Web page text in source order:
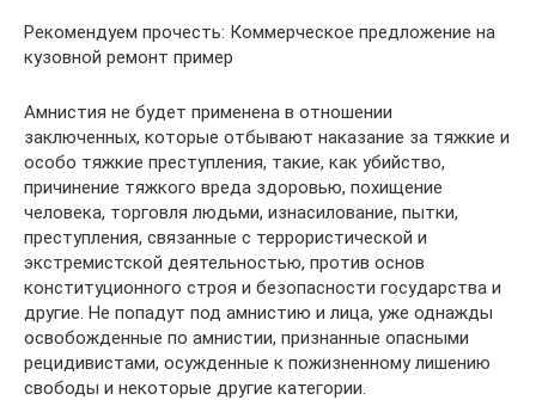
Рекомендуем прочесть: Коммерческое предложение на
кузовной ремонт пример
Амнистия не будет применена в отношении
заключенных, которые отбывают наказание за тяжкие и
особо тяжкие преступления, такие, как убийство,
причинение тяжкого вреда здоровью, похищение
человека, торговля людьми, изнасилование, пытки,
преступления, связанные с террористической и
экстремистской деятельностью, против основ
конституционного строя и безопасности государства и
другие. Не попадут под амнистию и лица, уже однажды
освобожденные по амнистии, признанные опасными
рецидивистами, осужденные к пожизненному лишению
свободы и некоторые другие категории.